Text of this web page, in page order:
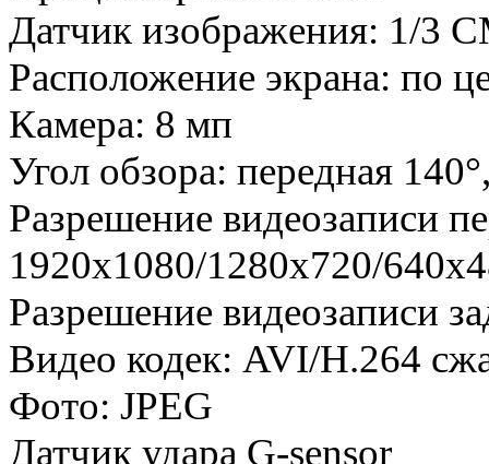
Датчик изображения: 1/3
Расположение экрана: по
Камера: 8 мп
Угол обзора: передная
Разрешение видеозаписи
1920x1080/1280х720/
Разрешение видеозаписи
Видео кодек: AVI/H.264
Фото: JPEG
Датчик удара G-sensor